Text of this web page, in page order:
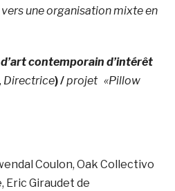
une organisation mixte en
contemporain d’intérêt
, Directrice)/projet «Pillow
Coulon, Oak Collectivo
Eric Giraudet de